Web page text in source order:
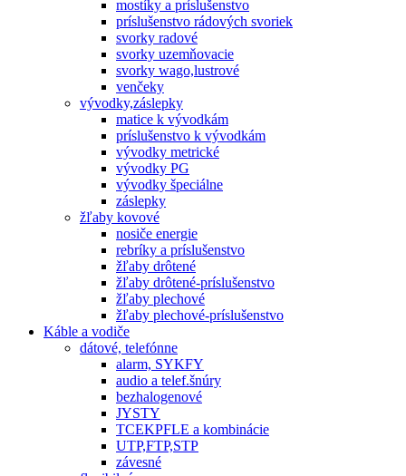
mostíky a príslušenstvo
príslušenstvo rádových svoriek
svorky radové
svorky uzemňovacie
svorky wago,lustrové
venčeky
vývodky,záslepky
matice k vývodkám
príslušenstvo k vývodkám
vývodky metrické
vývodky PG
vývodky špeciálne
záslepky
žľaby kovové
nosiče energie
rebríky a príslušenstvo
žľaby drôtené
žľaby drôtené-príslušenstvo
žľaby plechové
žľaby plechové-príslušenstvo
Káble a vodiče
dátové, telefónne
alarm, SYKFY
audio a telef.šnúry
bezhalogenové
JYSTY
TCEKPFLE a kombinácie
UTP,FTP,STP
závesné